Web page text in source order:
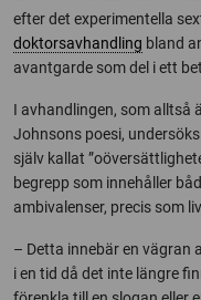
efter det experimentella
doktorsavhandling bland
avantgarde som del i ett
I avhandlingen, som alltså
Johnsons poesi,
själv kallat
begrepp som innehåller
ambivalenser, precis som
– Detta innebär en vägran
i en tid då det inte längre